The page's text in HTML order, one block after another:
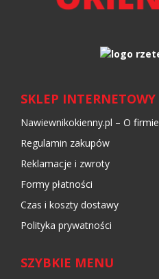
SKLEP INTERNETOWY
Nawiewnikokienny.pl – O firmie
Regulamin zakupów
Reklamacje i zwroty
Formy płatności
Czas i koszty dostawy
Polityka prywatności
SZYBKIE MENU